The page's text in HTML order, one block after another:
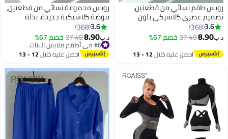
رويس طقم نسائي من قطعتين،
تصميم عصري كلاسيكي بلون
موحد، قميص من القطن والكتان،
مناسب لفصلي الربيع والصيف،
بمقاسات كبيرة. قميص بأكمام
طويلة وياقة عريضة، وبنطال
فضفاض بلون أزرق مخضر.
3.6
368
د.ب‏8.90
27.48خصم 67%
احصل عليه خلال 12 - 13
رويس مجموعة نسائي من قطعتين،
موضة كلاسيكية جديدة، بدلة
قميص من قطني كتاني بلون
صافي، ملابس صيف وربيع للمقاسات
الكبيرة للنساء، قميص بأكمام
طويلة وطية صدر قابلة للتنفس
ومنعشة، بنطلون فضفاض
3.6
368
د.ب‏8.90
27.48خصم 67%
#6 في أطقم ملابس البنات
#6 في أطقم ملابس البنات احصل عليه خلال 12 - 13